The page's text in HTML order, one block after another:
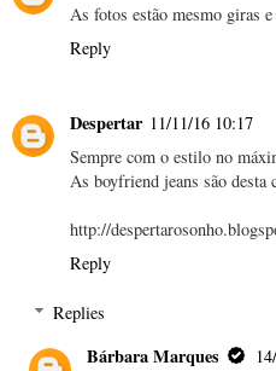
As fotos estão mesmo giras
Reply
Despertar 11/11/16 10:17
Sempre com o estilo no
As boyfriend jeans são desta
http://
Reply
Replies
Bárbara Marques